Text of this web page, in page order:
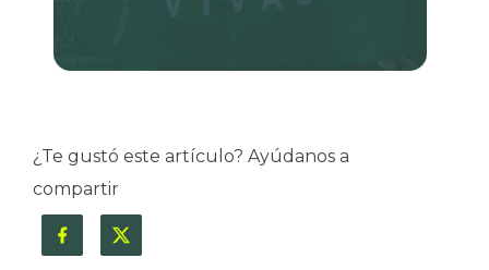
¿Te gustó este artículo? Ayúdanos a
compartir